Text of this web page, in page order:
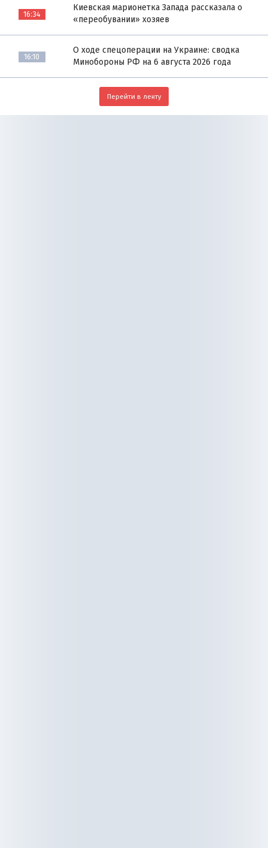
16:34
Киевская марионетка Запада рассказала о
«переобувании» хозяев
16:10
О ходе спецоперации на Украине: сводка
Минобороны РФ на 6 августа 2026 года
Перейти в ленту